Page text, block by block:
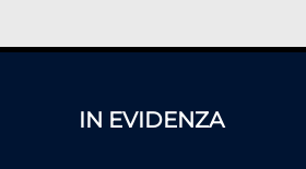
IN EVIDENZA